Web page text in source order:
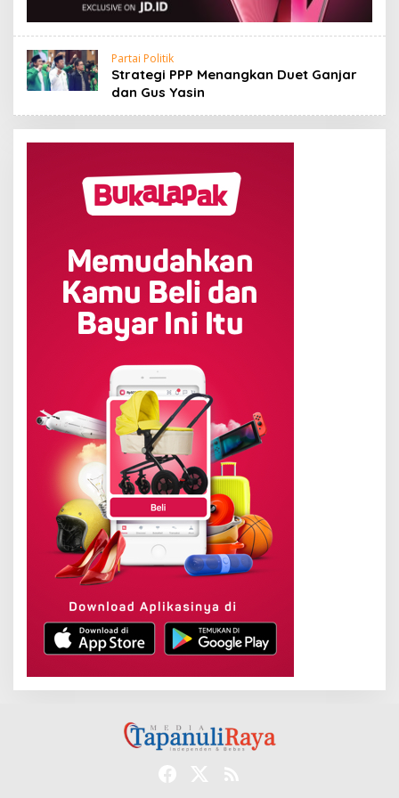
Partai Politik
Strategi PPP Menangkan Duet Ganjar
dan Gus Yasin